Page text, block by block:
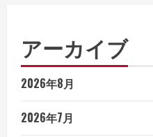
アーカイブ
2026年8月
2026年7月